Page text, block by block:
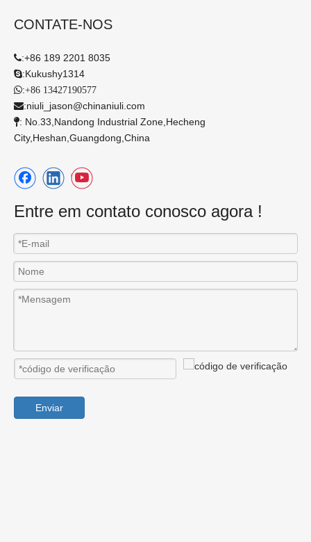
CONTATE-NOS
:+86 189 2201 8035
:Kukushy1314
:+86 13427190577
:niuli_jason@chinaniuli.com
: No.33,Nandong Industrial Zone,Hecheng
City,Heshan,Guangdong,China​​​​​​​
Entre em contato conosco agora !
Enviar